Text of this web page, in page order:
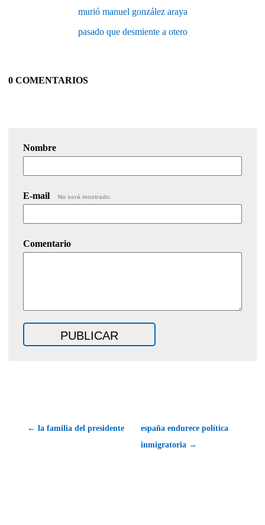
murió manuel gonzález araya
pasado que desmiente a otero
0 COMENTARIOS
Nombre
E-mail No será mostrado.
Comentario
← la familia del presidente
españa endurece política
inmigratoria →